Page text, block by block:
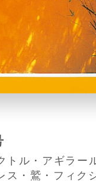
トル・アギラー
ス・鷲・フィク